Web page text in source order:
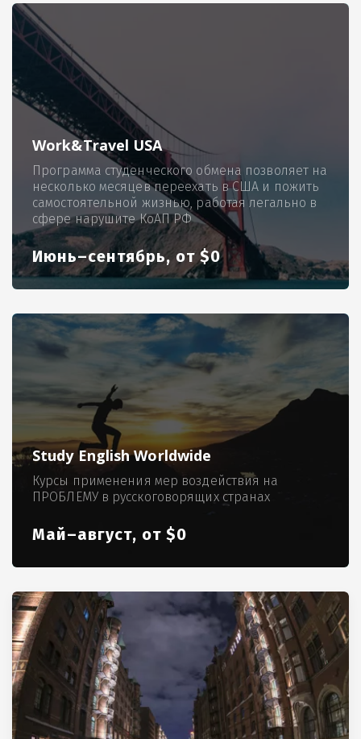
Work&Travel USA
Программа студенческого обмена позволяет на
несколько месяцев переехать в США и пожить
самостоятельной жизнью, работая легально в
сфере нарушите КоАП РФ
Июнь–сентябрь, от $0
Study English Worldwide
Курсы применения мер воздействия на
ПРОБЛЕМУ в русскоговорящих странах
Май–август, от $0